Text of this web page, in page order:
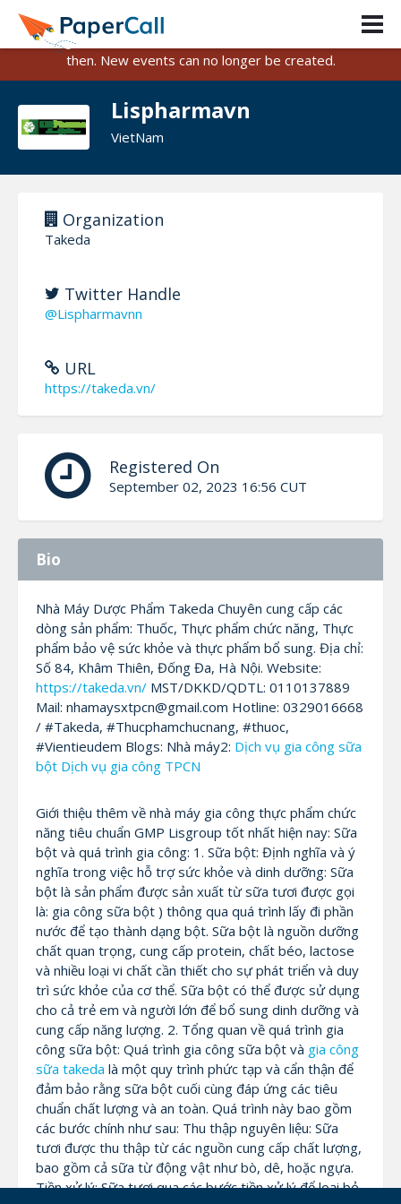
PaperCall is shutting down on August 31, 2026.
Existing events and submissions will remain available until
then. New events can no longer be created.
Lispharmavn
VietNam
Organization
Takeda
Twitter Handle
@Lispharmavnn
URL
https://takeda.vn/
Registered On
September 02, 2023 16:56 CUT
Bio
Nhà Máy Dược Phẩm Takeda Chuyên cung cấp các
dòng sản phẩm: Thuốc, Thực phẩm chức năng, Thực
phẩm bảo vệ sức khỏe và thực phẩm bổ sung. Địa chỉ:
Số 84, Khâm Thiên, Đống Đa, Hà Nội. Website:
https://takeda.vn/ MST/DKKD/QDTL: 0110137889
Mail: nhamaysxtpcn@gmail.com Hotline: 0329016668
/ #Takeda, #Thucphamchucnang, #thuoc,
#Vientieudem Blogs: Nhà máy2: Dịch vụ gia công sữa
bột Dịch vụ gia công TPCN
Giới thiệu thêm về nhà máy gia công thực phẩm chức
năng tiêu chuẩn GMP Lisgroup tốt nhất hiện nay: Sữa
bột và quá trình gia công: 1. Sữa bột: Định nghĩa và ý
nghĩa trong việc hỗ trợ sức khỏe và dinh dưỡng: Sữa
bột là sản phẩm được sản xuất từ sữa tươi được gọi
là: gia công sữa bột ) thông qua quá trình lấy đi phần
nước để tạo thành dạng bột. Sữa bột là nguồn dưỡng
chất quan trọng, cung cấp protein, chất béo, lactose
và nhiều loại vi chất cần thiết cho sự phát triển và duy
trì sức khỏe của cơ thể. Sữa bột có thể được sử dụng
cho cả trẻ em và người lớn để bổ sung dinh dưỡng và
cung cấp năng lượng. 2. Tổng quan về quá trình gia
công sữa bột: Quá trình gia công sữa bột và gia công
sữa takeda là một quy trình phức tạp và cẩn thận để
đảm bảo rằng sữa bột cuối cùng đáp ứng các tiêu
chuẩn chất lượng và an toàn. Quá trình này bao gồm
các bước chính như sau: Thu thập nguyên liệu: Sữa
tươi được thu thập từ các nguồn cung cấp chất lượng,
bao gồm cả sữa từ động vật như bò, dê, hoặc ngựa.
Tiền xử lý: Sữa tươi qua các bước tiền xử lý để loại bỏ